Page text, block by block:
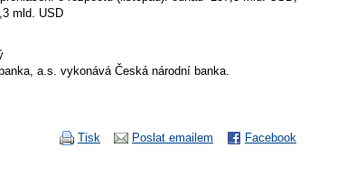
mld. USD
a.s. vykonává Česká národní banka.
Facebook
Poslat emailem
Tisk